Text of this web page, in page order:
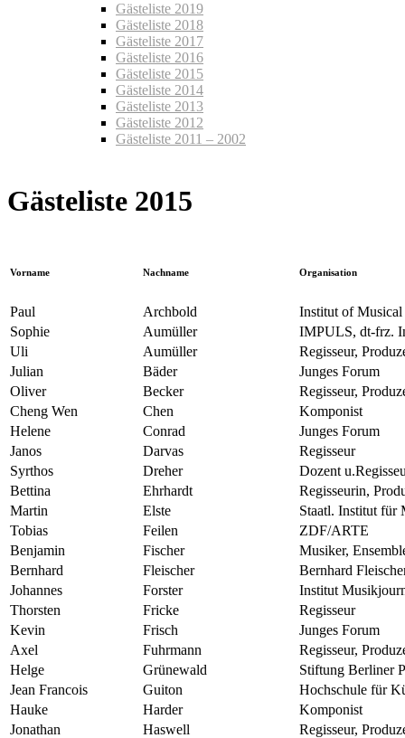
Gästeliste 2019
Gästeliste 2018
Gästeliste 2017
Gästeliste 2016
Gästeliste 2015
Gästeliste 2014
Gästeliste 2013
Gästeliste 2012
Gästeliste 2011 – 2002
Gästeliste 2015
Vorname Nachname Organisation
Paul Archbold
Institut of
Sophie
Aumüller
IMPULS, dt-frz.
Uli
Aumüller
Regisseur,
Julian
Bäder
Junges Forum
Oliver
Becker
Regisseur,
Cheng Wen
Chen
Komponist
Helene
Conrad
Junges Forum
Janos
Darvas
Regisseur
Syrthos
Dreher
Dozent
Bettina
Ehrhardt
Regisseurin,
Martin
Elste
Staatl. Institut für
Tobias
Feilen
ZDF/ARTE
Benjamin
Fischer
Musiker,
Bernhard
Fleischer
Bernhard
Johannes
Forster
Institut
Thorsten
Fricke
Regisseur
Kevin
Frisch
Junges Forum
Axel
Fuhrmann
Regisseur,
Helge
Grünewald
Stiftung Berliner
Jean Francois
Guiton
Hochschule für
Hauke
Harder
Komponist
Jonathan
Haswell
Regisseur,